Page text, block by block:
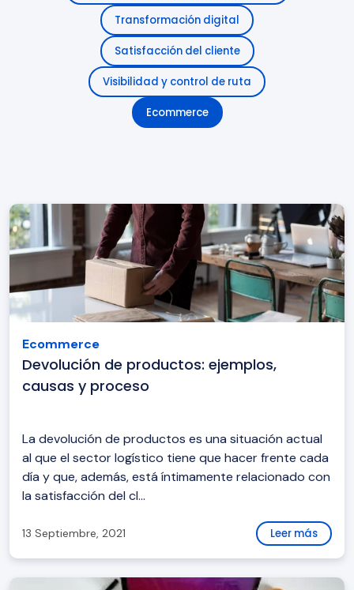
Transformación digital
Satisfacción del cliente
Visibilidad y control de ruta
Ecommerce
Ecommerce
Devolución de productos: ejemplos,
causas y proceso
La devolución de productos es una situación actual
al que el sector logístico tiene que hacer frente cada
día y que, además, está íntimamente relacionado con
la satisfacción del cl...
13 Septiembre, 2021 Leer más